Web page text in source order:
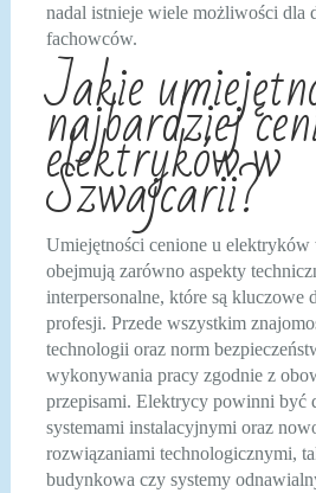
nadal istnieje wiele możliwości dla
fachowców.
Jakie
najbardziej
elektryków w
Szwajcarii?
Umiejętności cenione u
obejmują zarówno aspekty
interpersonalne, które są kluczowe
profesji. Przede wszystkim
technologii oraz norm
wykonywania pracy zgodnie z
przepisami. Elektrycy powinni być
systemami instalacyjnymi oraz
rozwiązaniami technologicznymi,
budynkowa czy systemy